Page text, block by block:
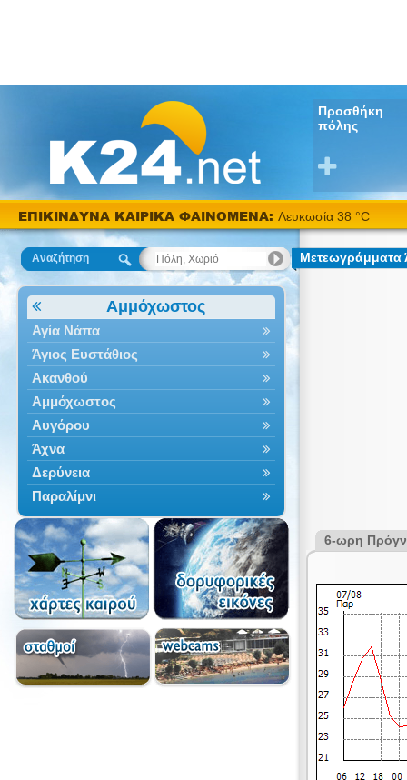
Προσθήκη
πόλης
ΕΠΙΚΙΝΔΥΝΑ ΚΑΙΡΙΚΑ ΦΑΙΝΟΜΕΝΑ: Λευκωσία 38 °C
Αναζήτηση
Αμμόχωστος
Αγία Νάπα
Άγιος Ευστάθιος
Ακανθού
Αμμόχωστος
Αυγόρου
Άχνα
Δερύνεια
Παραλίμνι
Μετεωγράμματα
6-ωρη